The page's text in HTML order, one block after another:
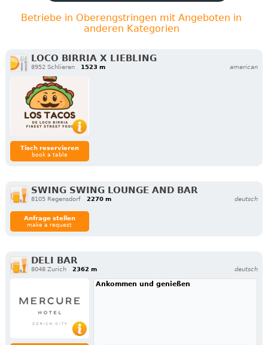
Betriebe in Oberengstringen mit Angeboten in
anderen Kategorien
LOCO BIRRIA X LIEBLING
8952 Schlieren 1523 m american
Tisch reservieren
book a table
SWING SWING LOUNGE AND BAR
8105 Regensdorf 2270 m deutsch
Anfrage stellen
make a request
DELI BAR
8048 Zurich 2362 m deutsch
Ankommen und genießen